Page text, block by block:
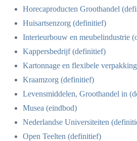
Horecaproducten Groothandel
Huisartsenzorg (definitief)
Interieurbouw en meubelindustrie
Kappersbedrijf (definitief)
Kartonnage en flexibele
Kraamzorg (definitief)
Levensmiddelen, Groothandel in
Musea (eindbod)
Nederlandse Universiteiten
Open Teelten (definitief)